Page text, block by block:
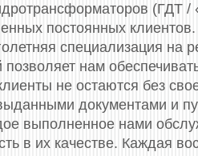
(ГДТ /
постоянных
специализация на
нам
не остаются без
документами и
выполненное нами
в их качестве. Каждая